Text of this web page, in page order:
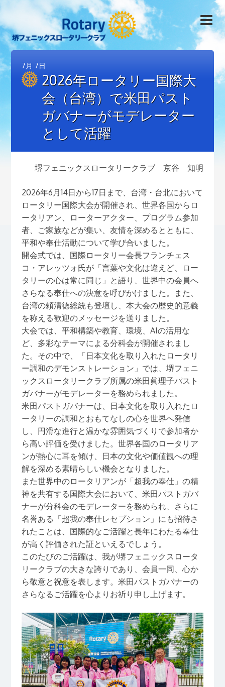
7月 7日
2026年ロータリー国際大
会（台湾）で米田パスト
ガバナーがモデレーター
として活躍
堺フェニックスロータリークラブ 京谷 知明
2026年6月14日から17日まで、台湾・台北において
ロータリー国際大会が開催され、世界各国からロ
ータリアン、ローターアクター、プログラム参加
者、ご家族などが集い、友情を深めるとともに、
平和や奉仕活動について学び合いました。
開会式では、国際ロータリー会長フランチェス
コ・アレッツォ氏が「言葉や文化は違えど、ロー
タリーの心は常に同じ」と語り、世界中の会員へ
さらなる奉仕への決意を呼びかけました。また、
台湾の頼清徳総統も登壇し、本大会の歴史的意義
を称える歓迎のメッセージを送りました。
大会では、平和構築や教育、環境、AIの活用な
ど、多彩なテーマによる分科会が開催されまし
た。その中で、「日本文化を取り入れたロータリ
ー調和のデモンストレーション」では、堺フェニ
ックスロータリークラブ所属の米田眞理子パスト
ガバナーがモデレーターを務められました。
米田パストガバナーは、日本文化を取り入れたロ
ータリーの調和とおもてなしの心を世界へ発信
し、円滑な進行と温かな雰囲気づくりで参加者か
ら高い評価を受けました。世界各国のロータリア
ンが熱心に耳を傾け、日本の文化や価値観への理
解を深める素晴らしい機会となりました。
また世界中のロータリアンが「超我の奉仕」の精
神を共有する国際大会において、米田パストガバ
ナーが分科会のモデレーターを務められ、さらに
名誉ある「超我の奉仕レセプション」にも招待さ
れたことは、国際的なご活躍と長年にわたる奉仕
が高く評価された証といえるでしょう。
このたびのご活躍は、我が堺フェニックスロータ
リークラブの大きな誇りであり、会員一同、心か
ら敬意と祝意を表します。米田パストガバナーの
さらなるご活躍を心よりお祈り申し上げます。